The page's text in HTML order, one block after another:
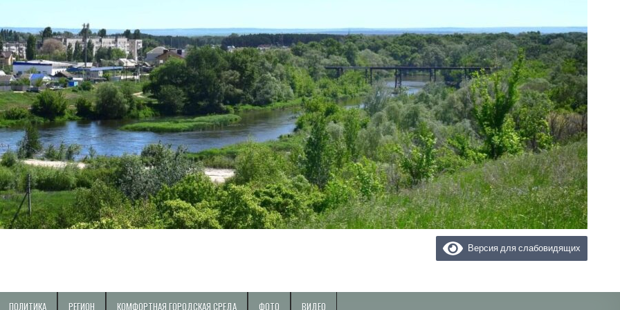
Версия для слабовидящих
ПОЛИТИКА РЕГИОН КОМФОРТНАЯ ГОРОДСКАЯ СРЕДА ФОТО ВИДЕО